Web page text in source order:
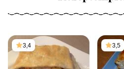
3,4 3,5